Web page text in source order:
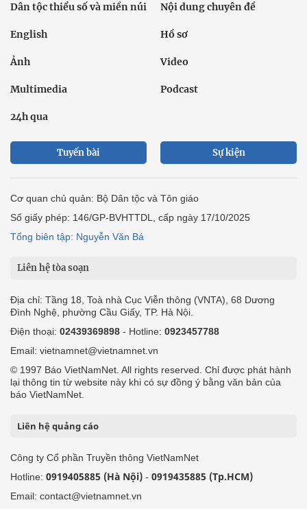
Dân tộc thiểu số và miền núi Nội dung chuyên đề
English Hồ sơ
Ảnh Video
Multimedia Podcast
24h qua
Tuyến bài Sự kiện
Cơ quan chủ quản: Bộ Dân tộc và Tôn giáo
Số giấy phép: 146/GP-BVHTTDL, cấp ngày 17/10/2025
Tổng biên tập: Nguyễn Văn Bá
Liên hệ tòa soạn
Địa chỉ: Tầng 18, Toà nhà Cục Viễn thông (VNTA), 68 Dương
Đình Nghệ, phường Cầu Giấy, TP. Hà Nội.
Điện thoại: 02439369898 - Hotline: 0923457788
Email: vietnamnet@vietnamnet.vn
© 1997 Báo VietNamNet. All rights reserved. Chỉ được phát hành
lại thông tin từ website này khi có sự đồng ý bằng văn bản của
báo VietNamNet.
Liên hệ quảng cáo
Công ty Cổ phần Truyền thông VietNamNet
Hotline: 0919405885 (Hà Nội) - 0919435885 (Tp.HCM)
Email: contact@vietnamnet.vn